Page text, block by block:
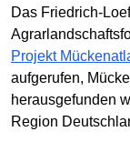
Das Friedrich-
Projekt
aufgerufen,
herausgefunden
Region